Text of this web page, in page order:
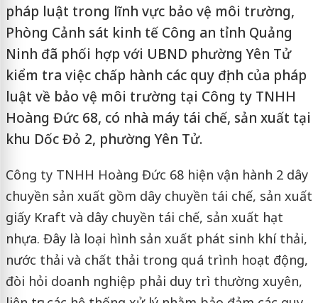
pháp luật trong lĩnh vực bảo vệ môi trường,
Phòng Cảnh sát kinh tế Công an tỉnh Quảng
Ninh đã phối hợp với UBND phường Yên Tử
kiểm tra việc chấp hành các quy định của pháp
luật về bảo vệ môi trường tại Công ty TNHH
Hoàng Đức 68, có nhà máy tái chế, sản xuất tại
khu Dốc Đỏ 2, phường Yên Tử.
Công ty TNHH Hoàng Đức 68 hiện vận hành 2 dây
chuyền sản xuất gồm dây chuyền tái chế, sản xuất
giấy Kraft và dây chuyền tái chế, sản xuất hạt
nhựa. Đây là loại hình sản xuất phát sinh khí thải,
nước thải và chất thải trong quá trình hoạt động,
đòi hỏi doanh nghiệp phải duy trì thường xuyên,